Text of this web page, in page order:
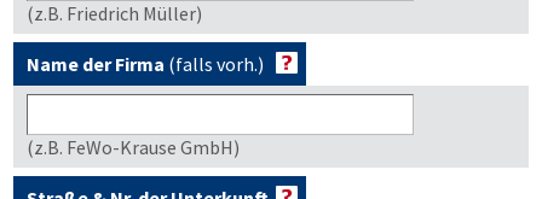
(z.B. Friedrich Müller)
Name der Firma (falls vorh.)
(z.B. FeWo-Krause GmbH)